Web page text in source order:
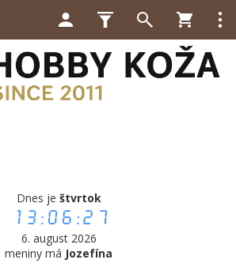
Dnes je štvrtok
13:06:28
6. august 2026
meniny má Jozefína